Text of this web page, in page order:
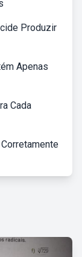
Produzir
Apenas
Cada